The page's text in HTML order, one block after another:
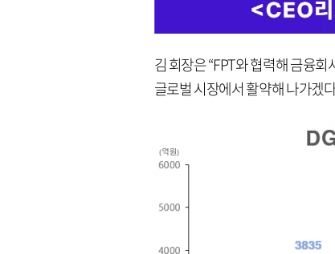
김 회장은 “FPT와 협력해 금융
글로벌 시장에서 활약해 나가겠